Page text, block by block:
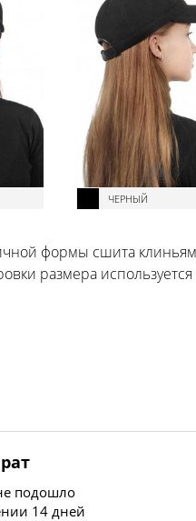
ЧЕРНЫЙ
формы сшита
размера используется
подошло
14 дней